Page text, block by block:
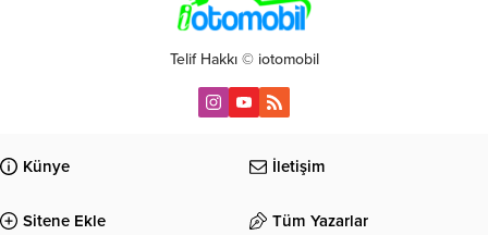
Telif Hakkı © iotomobil
Künye İletişim
Sitene Ekle Tüm Yazarlar